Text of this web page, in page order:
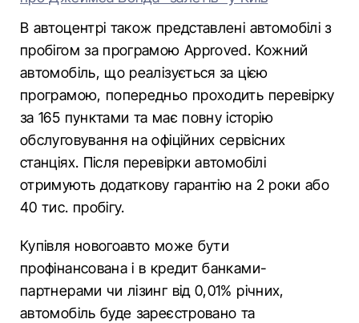
В автоцентрі також представлені автомобілі з
пробігом за програмою Approved. Кожний
автомобіль, що реалізується за цією
програмою, попередньо проходить перевірку
за 165 пунктами та має повну історію
обслуговування на офіційних сервісних
станціях. Після перевірки автомобілі
отримують додаткову гарантію на 2 роки або
40 тис. пробігу.
Купівля новогоавто може бути
профінансована і в кредит банками-
партнерами чи лізинг від 0,01% річних,
автомобіль буде зареєстровано та